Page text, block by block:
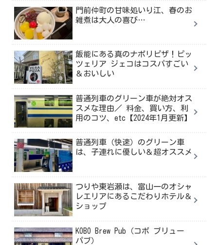
門前仲町の甘味処いり江、春のお
雑煮は大人の喜び…
飯能にある真のナポリピザ！ピッ
ツェリア ジェコはコスパすごい
＆おいしい
普通列車のグリーン車が絶対オス
スメな理由／ 料金、買い方、利
用のコツ、etc【2024年1月更新】
普通列車（快速）のグリーン車
は、子連れに優しい＆超オススメ
つりや東岩瀬は、富山一のオシャ
レエリアにあるこだわりホテル＆
ショップ
KOBO Brew Pub（コボ ブリュー
パブ）